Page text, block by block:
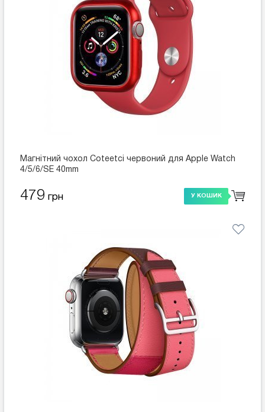
Магнітний чохол Coteetci червоний для Apple Watch
4/5/6/SE 40mm
479 грн У КОШИК